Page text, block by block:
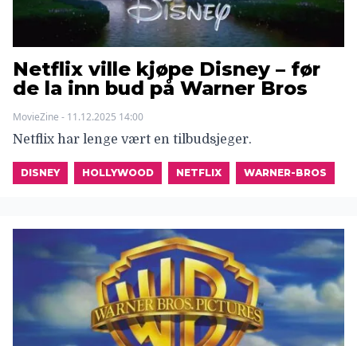
Netflix ville kjøpe Disney – før
de la inn bud på Warner Bros
MovieZine - 11.12.2025 14:00
Netflix har lenge vært en tilbudsjeger.
DISNEY HOLLYWOOD NETFLIX WARNER-BROS